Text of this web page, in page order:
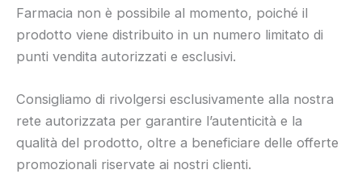
Farmacia non è possibile al momento, poiché il
prodotto viene distribuito in un numero limitato di
punti vendita autorizzati e esclusivi.
Consigliamo di rivolgersi esclusivamente alla nostra
rete autorizzata per garantire l’autenticità e la
qualità del prodotto, oltre a beneficiare delle offerte
promozionali riservate ai nostri clienti.